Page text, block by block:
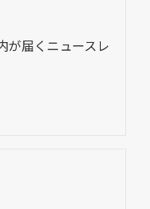
が届くニュースレ